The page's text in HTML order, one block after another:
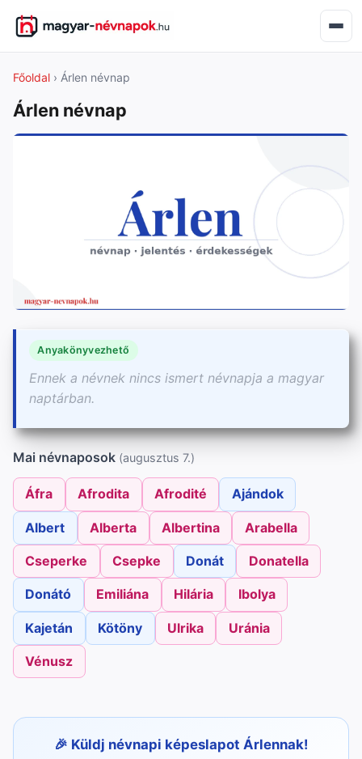
Főoldal › Árlen névnap
Árlen névnap
Anyakönyvezhető
Ennek a névnek nincs ismert névnapja a magyar
naptárban.
Mai névnaposok (augusztus 7.)
Áfra Afrodita Afrodité Ajándok
Albert Alberta Albertina Arabella
Cseperke Csepke Donát Donatella
Donátó Emiliána Hilária Ibolya
Kajetán Kötöny Ulrika Uránia
Vénusz
Küldj névnapi képeslapot Árlennak!